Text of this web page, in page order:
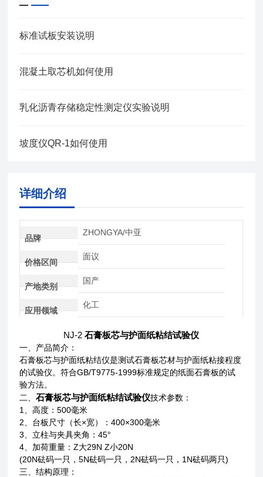
标准试板安装说明
混凝土取芯机如何使用
乳化沥青存储稳定性测定仪实验说明
坡度仪QR-1如何使用
详细介绍
品牌
ZHONGYA/中亚
价格区间
面议
产地类别
国产
应用领域
化工
NJ-2 石膏板芯与护面纸粘结试验仪
一、产品简介：
石膏板芯与护面纸粘结仪是测试石膏板芯材与护面纸粘接程度
的试验仪。符合GB/T9775-1999标准规定的纸面石膏板的试
验方法。
二、石膏板芯与护面纸粘结试验仪技术参数：
1
、高度：500毫米
2 、台板尺寸（长×宽）：400×300毫米
3 、立柱与夹具夹角：45°
4 、加荷重量：Z大29N Z小20N
(20N砝码一只，5N砝码一只，2N砝码一只，1N砝码两只)
三、结构原理：